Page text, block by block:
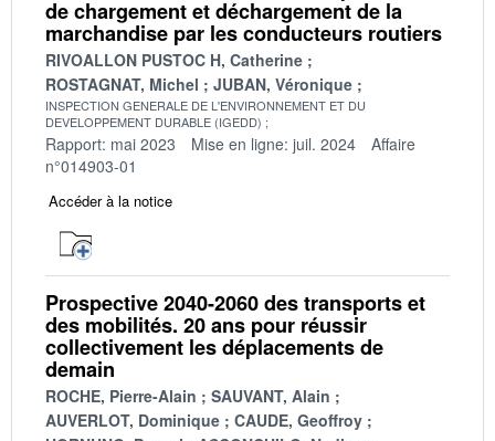
de chargement et déchargement de la
marchandise par les conducteurs routiers
RIVOALLON PUSTOC H, Catherine
ROSTAGNAT, Michel
JUBAN, Véronique
INSPECTION GENERALE DE L'ENVIRONNEMENT ET DU
DEVELOPPEMENT DURABLE (IGEDD)
Rapport: mai 2023 Mise en ligne: juil. 2024
Affaire
n°014903-01
Accéder à la notice
Prospective 2040-2060 des transports et
des mobilités. 20 ans pour réussir
collectivement les déplacements de
demain
ROCHE, Pierre-Alain
SAUVANT, Alain
AUVERLOT, Dominique
CAUDE, Geoffroy